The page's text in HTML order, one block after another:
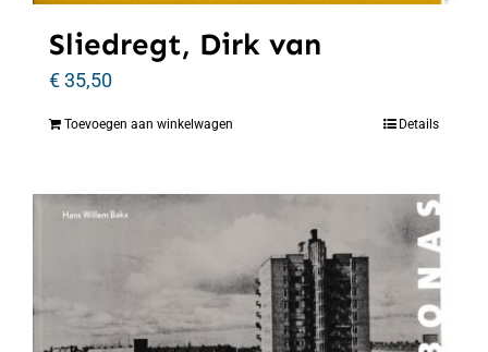
Sliedregt, Dirk van
€35,50
Toevoegen aan winkelwagen Details